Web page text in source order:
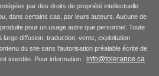
par des droits de propriété intellectuelle
dans certains cas, par leurs auteurs. Aucune de
pour un usage autre que personnel. Toute
large diffusion, traduction, vente, exploitation
du site sans l'autorisation préalable écrite de
interdite. Pour information : info@tolerance.ca